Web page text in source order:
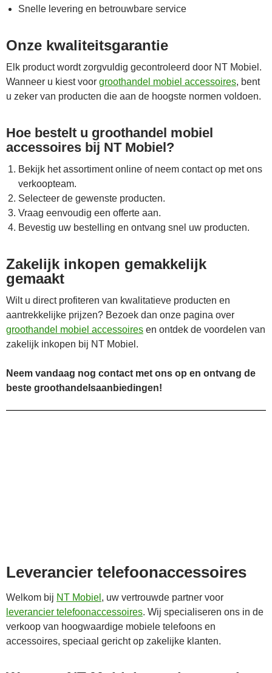
Snelle levering en betrouwbare service
Onze kwaliteitsgarantie
Elk product wordt zorgvuldig gecontroleerd door NT Mobiel.
Wanneer u kiest voor groothandel mobiel accessoires, bent
u zeker van producten die aan de hoogste normen voldoen.
Hoe bestelt u groothandel mobiel
accessoires bij NT Mobiel?
Bekijk het assortiment online of neem contact op met ons
verkoopteam.
Selecteer de gewenste producten.
Vraag eenvoudig een offerte aan.
Bevestig uw bestelling en ontvang snel uw producten.
Zakelijk inkopen gemakkelijk
gemaakt
Wilt u direct profiteren van kwalitatieve producten en
aantrekkelijke prijzen? Bezoek dan onze pagina over
groothandel mobiel accessoires en ontdek de voordelen van
zakelijk inkopen bij NT Mobiel.
Neem vandaag nog contact met ons op en ontvang de
beste groothandelsaanbiedingen!
Leverancier telefoonaccessoires
Welkom bij NT Mobiel , uw vertrouwde partner voor
leverancier telefoonaccessoires. Wij specialiseren ons in de
verkoop van hoogwaardige mobiele telefoons en
accessoires, speciaal gericht op zakelijke klanten.